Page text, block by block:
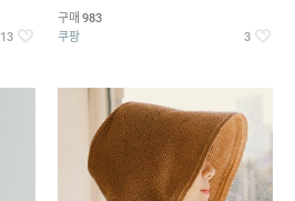
13
구매 983
쿠팡 3